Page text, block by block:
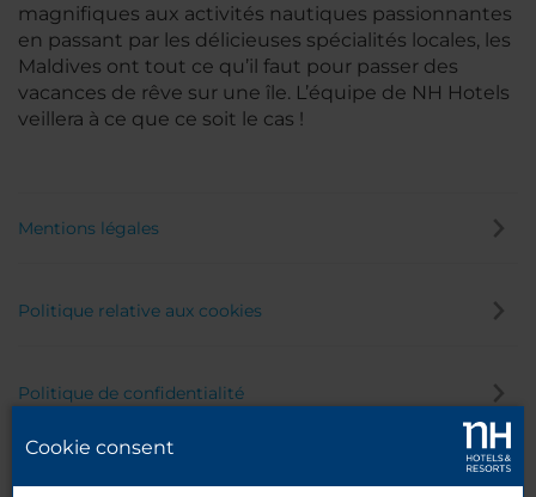
magnifiques aux activités nautiques passionnantes
en passant par les délicieuses spécialités locales, les
Maldives ont tout ce qu’il faut pour passer des
vacances de rêve sur une île. L’équipe de NH Hotels
veillera à ce que ce soit le cas !
Mentions légales
Politique relative aux cookies
Politique de confidentialité
Cookie consent